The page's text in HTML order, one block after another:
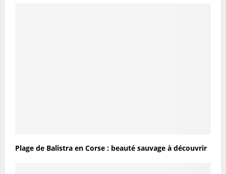
Plage de Balistra en Corse : beauté sauvage à découvrir